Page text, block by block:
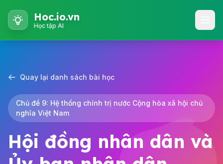
Hoc.io.vn
Học tập AI
Quay lại danh sách bài học
Chủ đề 9: Hệ thống chính trị nước Cộng hòa xã hội chủ
nghĩa Việt Nam
Hội đồng nhân dân và